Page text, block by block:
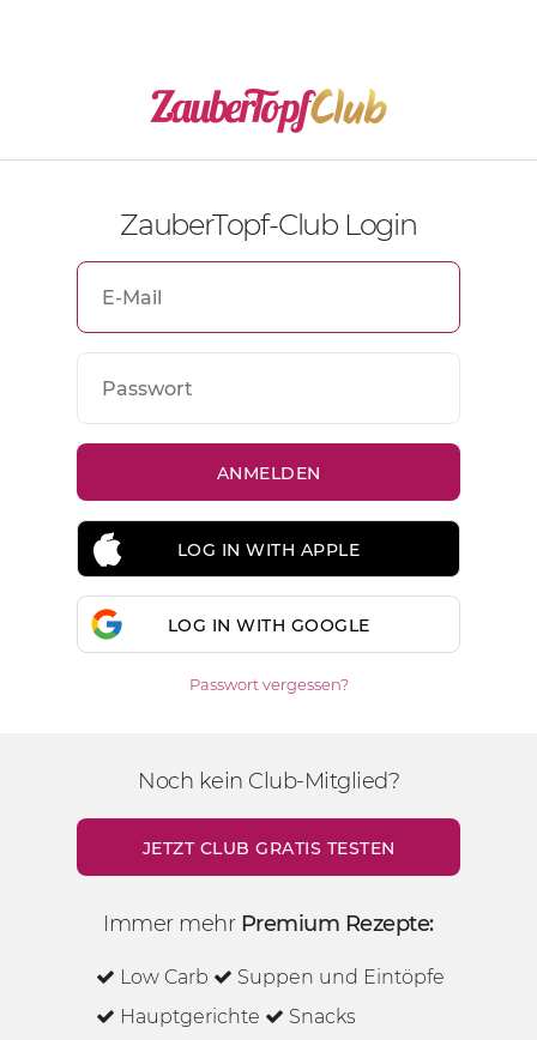
ZauberTopf-Club Login
LOG IN WITH APPLE
LOG IN WITH GOOGLE
Passwort vergessen?
Noch kein Club-Mitglied?
JETZT CLUB GRATIS TESTEN
Immer mehr Premium Rezepte:
Low Carb
Suppen und Eintöpfe
Hauptgerichte
Snacks